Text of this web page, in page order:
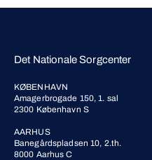
Det Nationale Sorgcenter
KØBENHAVN
Amagerbrogade 150, 1. sal
2300 København S
AARHUS
Banegårdspladsen 10, 2.th.
8000 Aarhus C